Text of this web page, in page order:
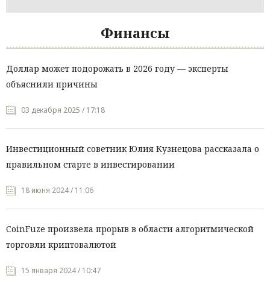
Финансы
Доллар может подорожать в 2026 году — эксперты
объяснили причины
03 декабря 2025 / 17:18
Инвестиционный советник Юлия Кузнецова рассказала о
правильном старте в инвестировании
18 июня 2024 / 11:06
CoinFuze произвела прорыв в области алгоритмической
торговли криптовалютой
15 января 2024 / 10:47